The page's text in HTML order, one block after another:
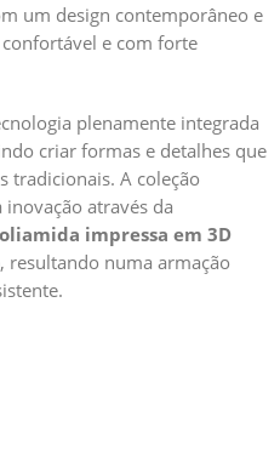
um design contemporâneo e
e com forte
plenamente integrada
criar formas e detalhes que
tradicionais. A coleção
inovação através da
impressa em 3D
, resultando numa armação